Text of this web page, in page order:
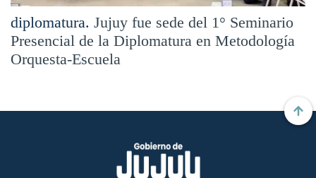
diplomatura. Jujuy fue sede del 1° Seminario
Presencial de la Diplomatura en Metodología
Orquesta-Escuela